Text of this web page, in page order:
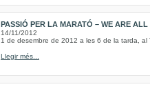
PASSIÓ PER LA MARATÓ – WE ARE
14/11/2012
1 de desembre de 2012 a les 6 de la tarda, al
Llegir més...